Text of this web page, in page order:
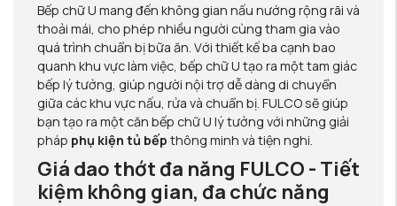
Bếp chữ U mang đến không gian nấu nướng rộng rãi và
thoải mái, cho phép nhiều người cùng tham gia vào
quá trình chuẩn bị bữa ăn. Với thiết kế ba cạnh bao
quanh khu vực làm việc, bếp chữ U tạo ra một tam giác
bếp lý tưởng, giúp người nội trợ dễ dàng di chuyển
giữa các khu vực nấu, rửa và chuẩn bị. FULCO sẽ giúp
bạn tạo ra một căn bếp chữ U lý tưởng với những giải
pháp phụ kiện tủ bếp thông minh và tiện nghi.
Giá dao thớt đa năng FULCO - Tiết
kiệm không gian, đa chức năng